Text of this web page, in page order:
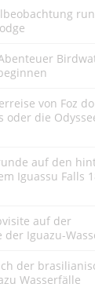
von Foz do
oder die
auf den
Iguassu Falls
auf der
der Iguazu-
der
Wasserfälle